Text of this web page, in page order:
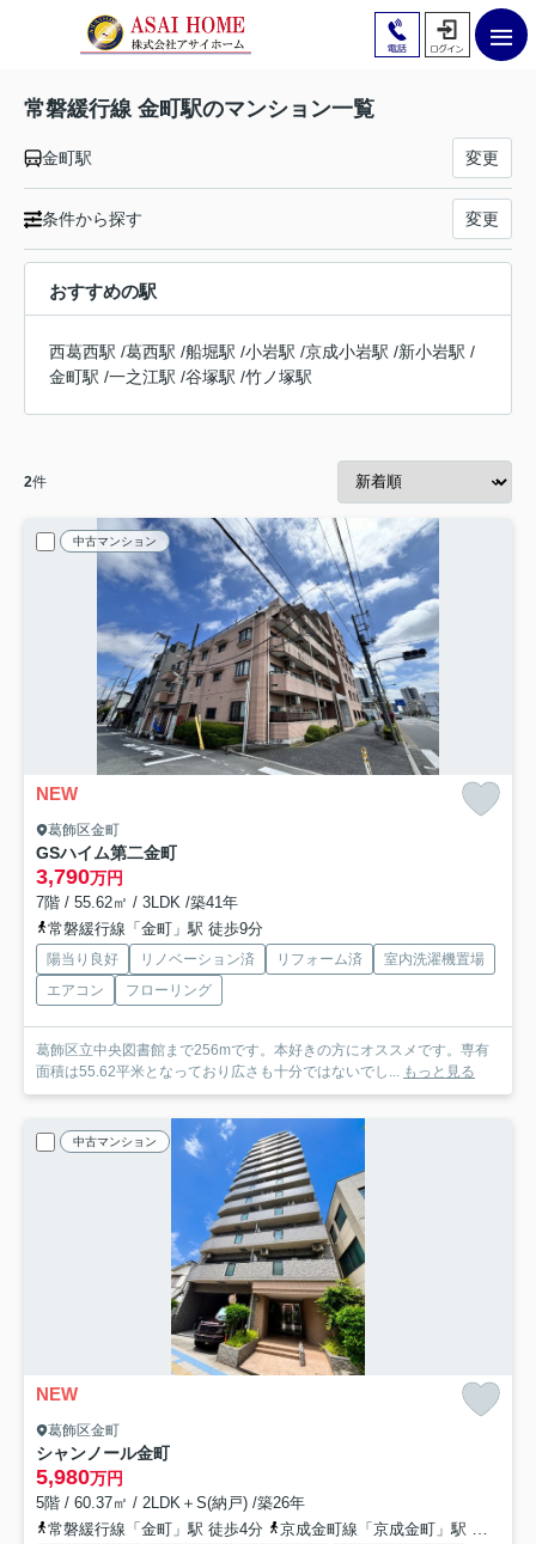
常磐緩行線 金町駅のマンション一覧
金町駅 変更
条件から探す 変更
おすすめの駅
西葛西駅 /葛西駅 /船堀駅 /小岩駅 /京成小岩駅 /新小岩駅 /
金町駅 /一之江駅 /谷塚駅 /竹ノ塚駅
2件
中古マンション
NEW
葛飾区金町
GSハイム第二金町
3,790万円
7階 / 55.62㎡ / 3LDK /築41年
常磐緩行線「金町」駅 徒歩9分
陽当り良好 リノベーション済 リフォーム済
室内洗濯機置場
エアコン
フローリング
葛飾区立中央図書館まで256mです。本好きの方にオススメです。専有
面積は55.62平米となっており広さも十分ではないでし... もっと見る
中古マンション
NEW
葛飾区金町
シャンノール金町
5,980万円
5階 / 60.37㎡ / 2LDK＋S(納戸) /築26年
常磐緩行線「金町」駅 徒歩4分
京成金町線「京成金町」駅 徒歩3分